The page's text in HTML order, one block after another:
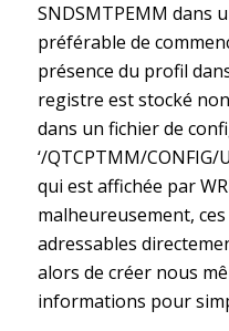
SNDSMTPEMM dans
préférable de
présence du profil
registre est stocké
dans un fichier de
‘/QTCPTMM/CONFIG/
qui est affichée par
malheureusement,
adressables
alors de créer nous
informations pour